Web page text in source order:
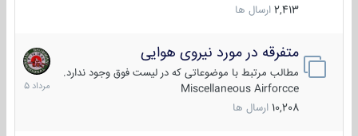
2,413 ارسال ها
متفرقه در مورد نیروی هوایی
مطالب مرتبط با موضوعاتی که در لیست فوق وجود ندارد.
Miscellaneous Airforcce
10,208 ارسال ها
7
مرداد
1405